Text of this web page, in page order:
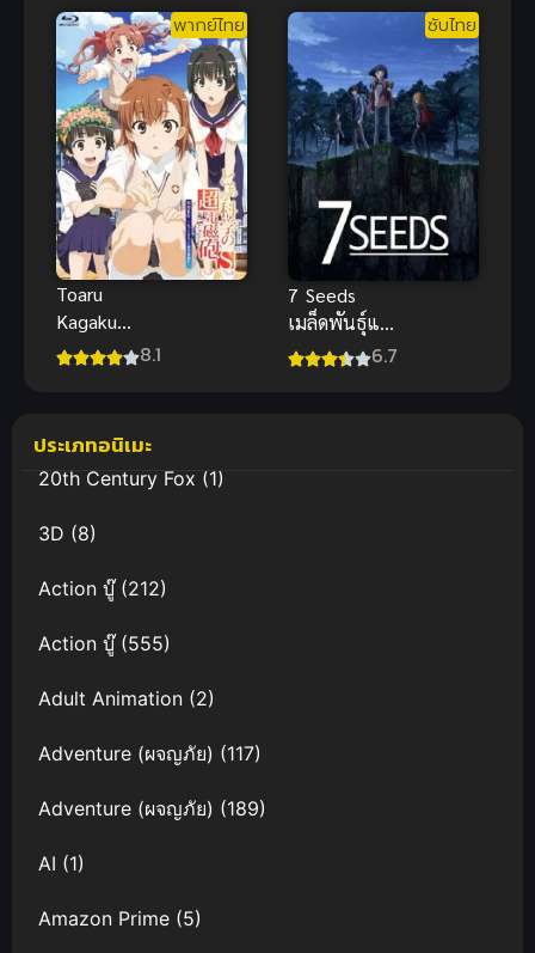
ไลน์
ไทย
แอนิเมชันสวย
สุด
พากย์ไทย
Toaru
Kagaku
Railgun S เรล
8.1
ซับไทย
7 Seeds
เมล็ดพันธุ์แห่ง
ความรอด (ซับ
6.7
ประเภทอนิเมะ
20th Century Fox(1)
3D (8)
Action บู๊(212)
Action บู๊(555)
Adult Animation (2)
Adventure (ผจญภัย) (117)
Adventure (ผจญภัย) (189)
AI (1)
Amazon Prime (5)